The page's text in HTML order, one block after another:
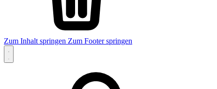
Zum Inhalt springen Zum Footer springen